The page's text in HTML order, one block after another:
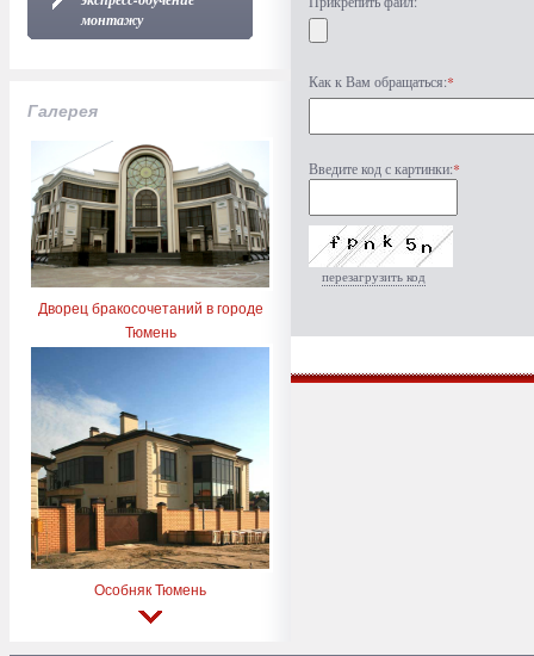
монтажу
Галерея
Дворец бракосочетаний в городе
Тюмень
Особняк Тюмень
Как к Вам обращаться:*
Введите код с картинки:*
перезагрузить код